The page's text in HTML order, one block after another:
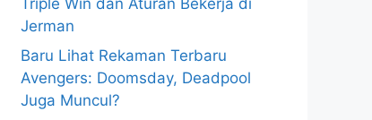
Jerman
Baru Lihat Rekaman Terbaru
Avengers: Doomsday, Deadpool
Juga Muncul?